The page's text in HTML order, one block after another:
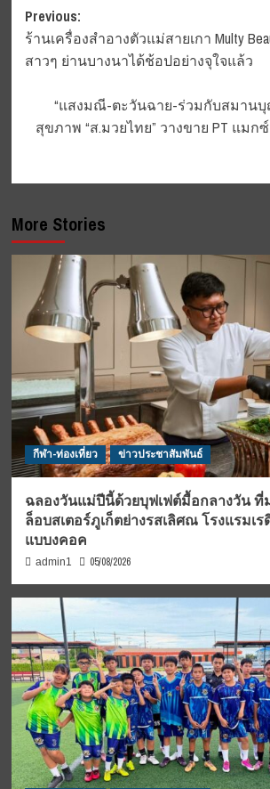
Post
navigation
Previous:
ร้านเครื่องสำอางตัวแม่สายเกา Multy
สาวๆ ย่านบางนาได้ช้อปอย่างจุใจแล้ว
“แสงมณี-ตะวันฉาย-ร่วมกับ​สมาน​
สุขภาพ “ส.มวยไทย” วางขาย PT แมก
More Stories
กีฬา-ท่องเที่ยว ข่าวประชาสัมพันธ์
ฉลองวันแม่ปีนี้ด้วยบุฟเฟต์มื้อกลางวัน ที่
ล็อบสเตอร์ภูเก็ตย่างรสเลิศณ โรงแรมเ
แบบงคอค
admin1 05/08/2026